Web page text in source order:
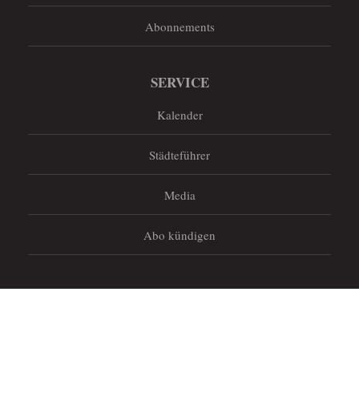
Abonnements
SERVICE
Kalender
Städteführer
Media
Abo kündigen